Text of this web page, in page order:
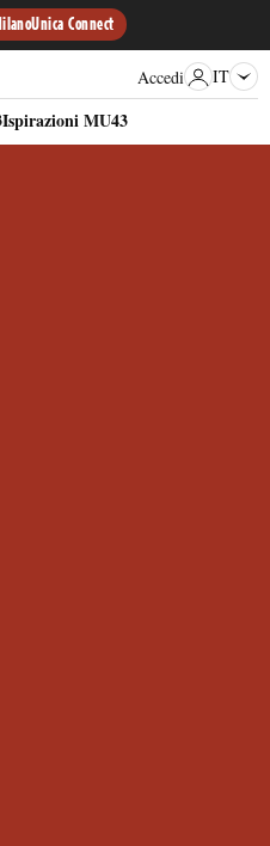
Connect
Ispirazioni MU43
Accedi IT